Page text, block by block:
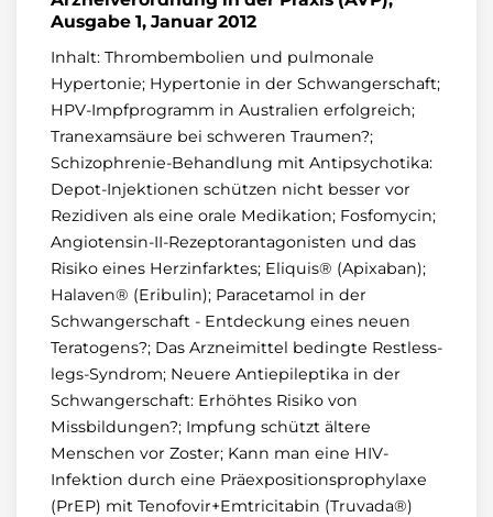
Ausgabe 1, Januar 2012
Inhalt: Thrombembolien und pulmonale
Hypertonie; Hypertonie in der Schwangerschaft;
HPV-Impfprogramm in Australien erfolgreich;
Tranexamsäure bei schweren Traumen?;
Schizophrenie-Behandlung mit Antipsychotika:
Depot-Injektionen schützen nicht besser vor
Rezidiven als eine orale Medikation; Fosfomycin;
Angiotensin-II-Rezeptorantagonisten und das
Risiko eines Herzinfarktes; Eliquis® (Apixaban);
Halaven® (Eribulin); Paracetamol in der
Schwangerschaft - Entdeckung eines neuen
Teratogens?; Das Arzneimittel bedingte Restless-
legs-Syndrom; Neuere Antiepileptika in der
Schwangerschaft: Erhöhtes Risiko von
Missbildungen?; Impfung schützt ältere
Menschen vor Zoster; Kann man eine HIV-
Infektion durch eine Präexpositionsprophylaxe
(PrEP) mit Tenofovir+Emtricitabin (Truvada®)